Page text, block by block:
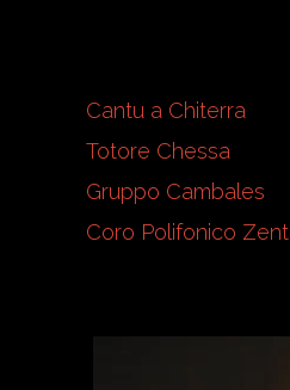
Cantu a Chiterra
Totore Chessa
Gruppo Cambales
Coro Polifonico